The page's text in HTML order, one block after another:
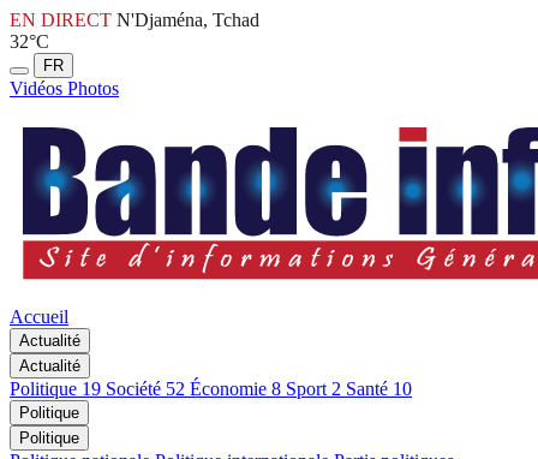
EN DIRECT N'Djaména, Tchad
32°C
FR
Vidéos Photos
Accueil
Actualité
Actualité
Politique 19 Société 52 Économie 8 Sport 2 Santé 10
Politique
Politique